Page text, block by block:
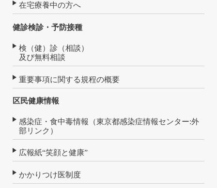
在宅療養中の方へ
健診検診・予防接種
検（健）診（相談）
及び無料相談
重要事項に関する規程の概要
区民健康情報
感染症・食中毒情報（東京都感染症情報センター:外
部リンク）
広報紙“笑顔と健康”
かかりつけ医制度